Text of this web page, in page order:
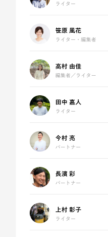
ライター
笹原 風花
ライター・編集者
高村 由佳
編集者／ライター
田中 嘉人
ライター
今村 亮
パートナー
長濱 彩
パートナー
上村 彰子
ライター